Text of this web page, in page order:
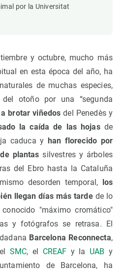
por la Universitat
y octubre, mucho más
en esta época del año, ha
de muchas especies,
otoño por una “segunda
brotar viñedos del Penedès y
la caída de las hojasde
caduca y han florecido por
plantas silvestres y árboles
del Ebro hasta la Cataluña
desorden temporal,
los
llegan días más tardede lo
"máximo cromático"
y fotógrafos se retrasa. El
Barcelona Reconnecta,
SMC, el CREAF y la UAB y
de Barcelona, ha